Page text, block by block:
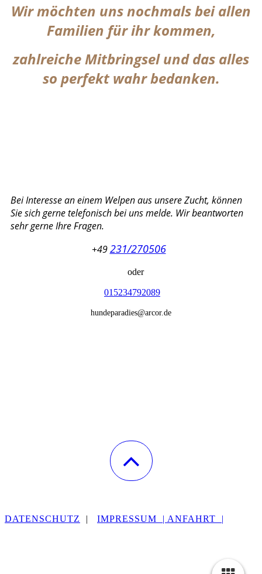
Wir möchten uns nochmals bei allen
Familien für ihr kommen,
zahlreiche Mitbringsel und das alles
so perfekt wahr bedanken.
Bei Interesse an einem Welpen aus unsere Zucht, können
Sie sich gerne telefonisch bei uns melde. Wir beantworten
sehr gerne Ihre Fragen.
+49231/270506
oder
015234792089
hundeparadies@arcor.de
DATENSCHUTZ | IMPRESSUM | ANFAHRT |